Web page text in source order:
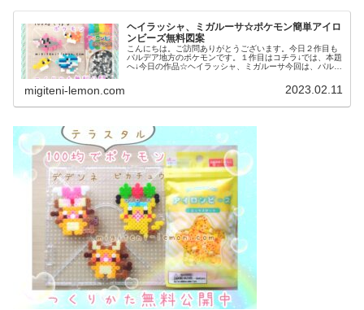
ヘイラッシャ、ミガルーサ☆ポケモン簡単アイロ
ンビーズ無料図案
こんにちは。ご訪問ありがとうございます。今日２作目も
パルデア地方のポケモンです。１作目はコチラ↓では、本題
へ↓今日の作品☆ヘイラッシャ、ミガルーサ今回は、パルデ
migiteni-lemon.com 2023.02.11